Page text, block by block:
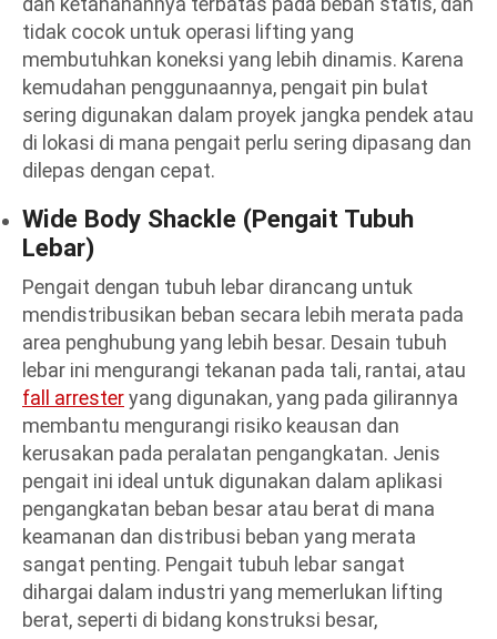
tidak cocok untuk operasi lifting yang
membutuhkan koneksi yang lebih dinamis. Karena
kemudahan penggunaannya, pengait pin bulat
sering digunakan dalam proyek jangka pendek atau
di lokasi di mana pengait perlu sering dipasang dan
dilepas dengan cepat.
Wide Body Shackle (Pengait Tubuh
Lebar)
Pengait dengan tubuh lebar dirancang untuk
mendistribusikan beban secara lebih merata pada
area penghubung yang lebih besar. Desain tubuh
lebar ini mengurangi tekanan pada tali, rantai, atau
fall arresteryang digunakan, yang pada gilirannya
membantu mengurangi risiko keausan dan
kerusakan pada peralatan pengangkatan. Jenis
pengait ini ideal untuk digunakan dalam aplikasi
pengangkatan beban besar atau berat di mana
keamanan dan distribusi beban yang merata
sangat penting. Pengait tubuh lebar sangat
dihargai dalam industri yang memerlukan lifting
berat, seperti di bidang konstruksi besar,